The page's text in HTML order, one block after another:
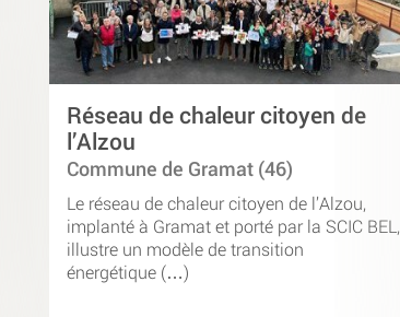
Réseau de chaleur citoyen de
l’Alzou
Commune de Gramat (46)
Le réseau de chaleur citoyen de l’Alzou,
implanté à Gramat et porté par la SCIC BEL,
illustre un modèle de transition
énergétique (…)